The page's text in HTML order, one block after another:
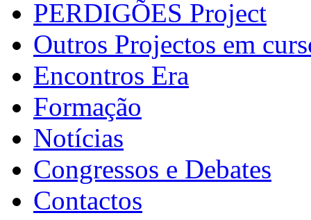
PERDIGÕES Project
Outros Projectos em
Encontros Era
Formação
Notícias
Congressos e Debates
Contactos